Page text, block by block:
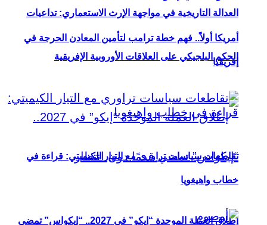
العدالة التاريخية في مواجهة الإرث الاستعماري: تداعيات
الحكم البلجيكي على العلاقات الأوروبية الإفريقية
إطلاق العملة الموحدة “إيكو” في 2027.. “إيكواس” تمضي
أمريكا أولاً.. فهم خطة ترامب لتأمين المعادن الحرجة في
إفريقيا
تقاطعات سياسات تراوري مع التيار الكيميتي: قراءة في
خطاب واهيغويا